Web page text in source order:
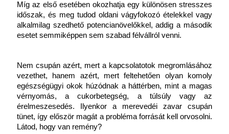
Míg az első esetében okozhatja egy különösen stresszes
időszak, és meg tudod oldani vágyfokozó ételekkel vagy
alkalmilag szedhető potencianövelőkkel, addig a második
esetet semmiképpen sem szabad félvállról venni.
Nem csupán azért, mert a kapcsolatotok megromlásához
vezethet, hanem azért, mert feltehetően olyan komoly
egészségügyi okok húzódnak a háttérben, mint a magas
vérnyomás, a cukorbetegség, a túlsúly vagy az
érelmeszesedés. Ilyenkor a merevedéi zavar csupán
tünet, így először magát a probléma forrását kell orvosolni.
Látod, hogy van remény?